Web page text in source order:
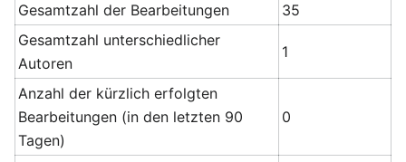
Gesamtzahl der Bearbeitungen
35
Gesamtzahl unterschiedlicher
Autoren
1
Anzahl der kürzlich erfolgten
Bearbeitungen (in den letzten 90
Tagen)
0